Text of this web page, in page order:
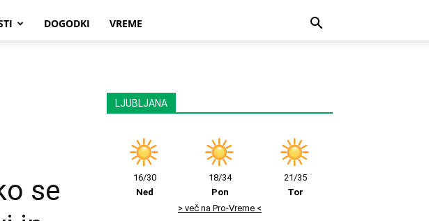
DOGODKI VREME
se
LJUBLJANA
16/30
Ned
18/34
Pon
21/35
Tor
> več na Pro-Vreme <